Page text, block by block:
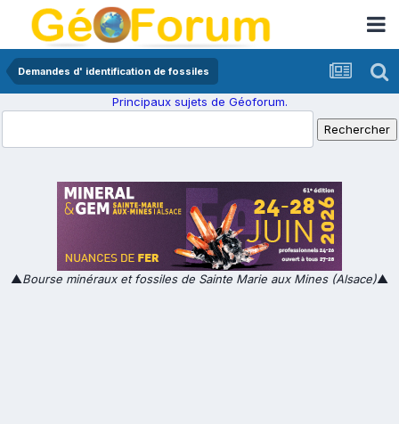
Demandes d' identification de fossiles
Principaux sujets de Géoforum.
▲Bourse minéraux et fossiles de Sainte Marie aux Mines (Alsace)▲